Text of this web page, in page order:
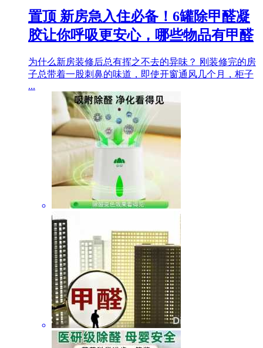
置顶 新房急入住必备！6罐除甲醛凝
胶让你呼吸更安心，哪些物品有甲醛
为什么新房装修后总有挥之不去的异味？ 刚装修完的房
子总带着一股刺鼻的味道，即使开窗通风几个月，柜子
...